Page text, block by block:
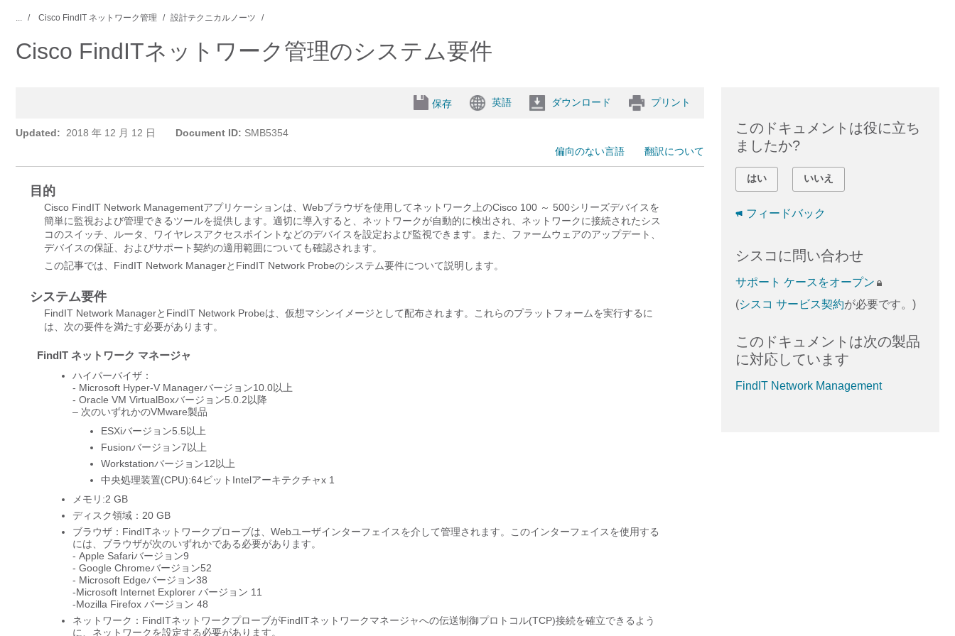
... Cisco FindIT ネットワーク管理 設計テクニカルノーツ
Cisco FindITネットワーク管理のシステム要件
保存 英語 ダウンロード プリント
Updated: 2018 年 12 月 12 日 Document ID: SMB5354
偏向のない言語
翻訳について
目的
Cisco FindIT Network Managementアプリケーションは、Webブラウザを使用してネットワーク上のCisco 100 ～ 500シリーズデバイスを
簡単に監視および管理できるツールを提供します。適切に導入すると、ネットワークが自動的に検出され、ネットワークに接続されたシス
コのスイッチ、ルータ、ワイヤレスアクセスポイントなどのデバイスを設定および監視できます。また、ファームウェアのアップデート、
デバイスの保証、およびサポート契約の適用範囲についても確認されます。
この記事では、FindIT Network ManagerとFindIT Network Probeのシステム要件について説明します。
システム要件
FindIT Network ManagerとFindIT Network Probeは、仮想マシンイメージとして配布されます。これらのプラットフォームを実行するに
は、次の要件を満たす必要があります。
FindIT ネットワーク マネージャ
ハイパーバイザ：
- Microsoft Hyper-V Managerバージョン10.0以上
- Oracle VM VirtualBoxバージョン5.0.2以降
– 次のいずれかのVMware製品
ESXiバージョン5.5以上
Fusionバージョン7以上
Workstationバージョン12以上
中央処理装置(CPU):64ビットIntelアーキテクチャx 1
メモリ:2 GB
ディスク領域：20 GB
ブラウザ：FindITネットワークプローブは、Webユーザインターフェイスを介して管理されます。このインターフェイスを使用する
には、ブラウザが次のいずれかである必要があります。
- Apple Safariバージョン9
- Google Chromeバージョン52
- Microsoft Edgeバージョン38
-Microsoft Internet Explorer バージョン 11
-Mozilla Firefox バージョン 48
ネットワーク：FindITネットワークプローブがFindITネットワークマネージャへの伝送制御プロトコル(TCP)接続を確立できるよう
に、ネットワークを設定する必要があります。
このドキュメントは役に立ち
ましたか?
はい いいえ
フィードバック
シスコに問い合わせ
サポート ケースをオープン
(シスコ サービス契約が必要です。)
このドキュメントは次の製品
に対応しています
FindIT Network Management